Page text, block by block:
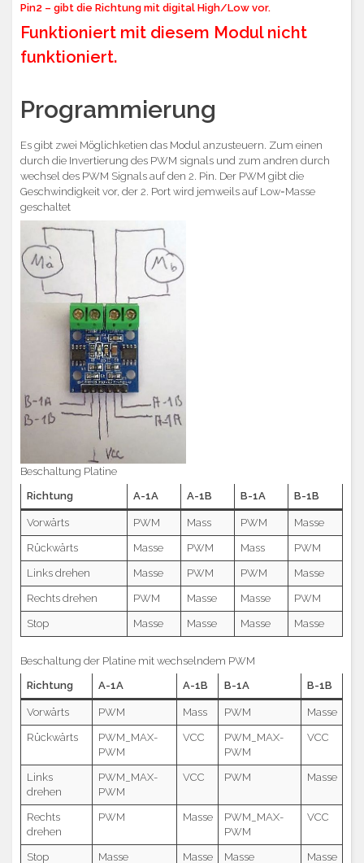
Pin2 – gibt die Richtung mit digital High/Low vor.
Funktioniert mit diesem Modul nicht
funktioniert.
Programmierung
Es gibt zwei Möglichketien das Modul anzusteuern. Zum einen
durch die Invertierung des PWM signals und zum andren durch
wechsel des PWM Signals auf den 2. Pin. Der PWM gibt die
Geschwindigkeit vor, der 2. Port wird jemweils auf Low=Masse
geschaltet
Beschaltung Platine
Richtung A-1A A-1B B-1A B-1B
Vorwärts PWM Mass PWM Masse
Rückwärts Masse PWM Mass PWM
Links drehen Masse PWM PWM Masse
Rechts drehen PWM Masse Masse PWM
Stop Masse Masse Masse Masse
Beschaltung der Platine mit wechselndem PWM
Richtung A-1A A-1B B-1A B-1B
Vorwärts PWM Mass PWM Masse
Rückwärts
PWM_MAX-
PWM
VCC
PWM_MAX-
PWM
VCC
Links
drehen
PWM_MAX-
PWM
VCC PWM Masse
Rechts
drehen
PWM Masse
PWM_MAX-
PWM
VCC
Stop Masse Masse Masse Masse